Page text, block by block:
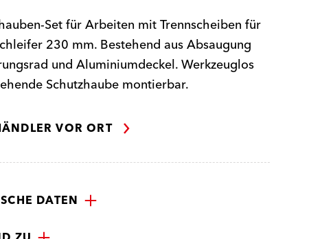
Set für Arbeiten mit Trennscheiben für
230 mm. Bestehend aus Absaugung
und Aluminiumdeckel. Werkzeuglos
Schutzhaube montierbar.
VOR ORT
DATEN